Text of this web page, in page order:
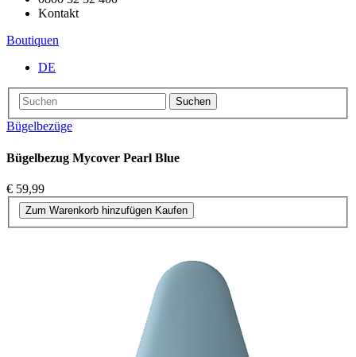
Kontakt
Boutiquen
DE
Suchen
Bügelbezüge
Bügelbezug Mycover Pearl Blue
€ 59,99
Zum Warenkorb hinzufügen Kaufen